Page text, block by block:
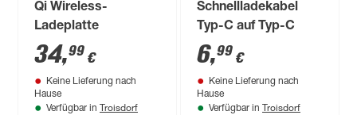
Qi Wireless-
Ladeplatte
34,99 €
Keine Lieferung nach
Hause
Verfügbar in Troisdorf
Schnellladekabel
Typ-C auf Typ-C
6,99 €
Keine Lieferung nach
Hause
Verfügbar in Troisdorf